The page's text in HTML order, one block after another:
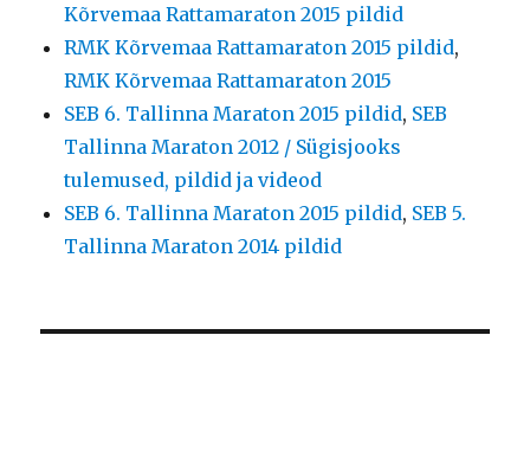
Kõrvemaa Rattamaraton 2015 pildid
RMK Kõrvemaa Rattamaraton 2015 pildid,
RMK Kõrvemaa Rattamaraton 2015
SEB 6. Tallinna Maraton 2015 pildid, SEB
Tallinna Maraton 2012 / Sügisjooks
tulemused, pildid ja videod
SEB 6. Tallinna Maraton 2015 pildid, SEB 5.
Tallinna Maraton 2014 pildid